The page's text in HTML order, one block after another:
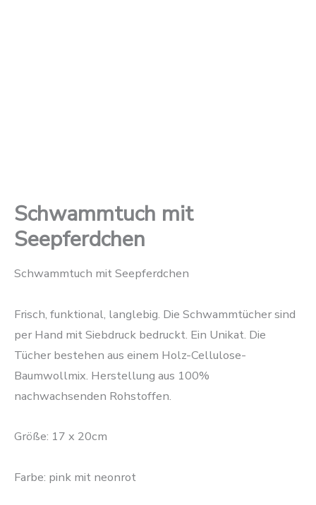
Schwammtuch mit
Seepferdchen
Schwammtuch mit Seepferdchen
Frisch, funktional, langlebig. Die Schwammtücher sind
per Hand mit Siebdruck bedruckt. Ein Unikat. Die
Tücher bestehen aus einem Holz-Cellulose-
Baumwollmix. Herstellung aus 100%
nachwachsenden Rohstoffen.
Größe: 17 x 20cm
Farbe: pink mit neonrot